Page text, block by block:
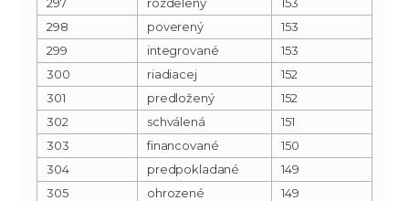
298
poverený
153
299
integrované
153
300
riadiacej
152
301
predložený
152
302
schválená
151
303
financované
150
304
predpokladané
149
305
ohrozené
149